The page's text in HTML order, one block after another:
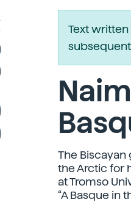
Text
The Biscayan
the Arctic for
at Tromso
“A Basque in